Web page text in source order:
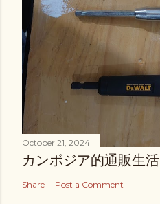
October 21, 2024
カンボジア的通販生活
Share Post a Comment